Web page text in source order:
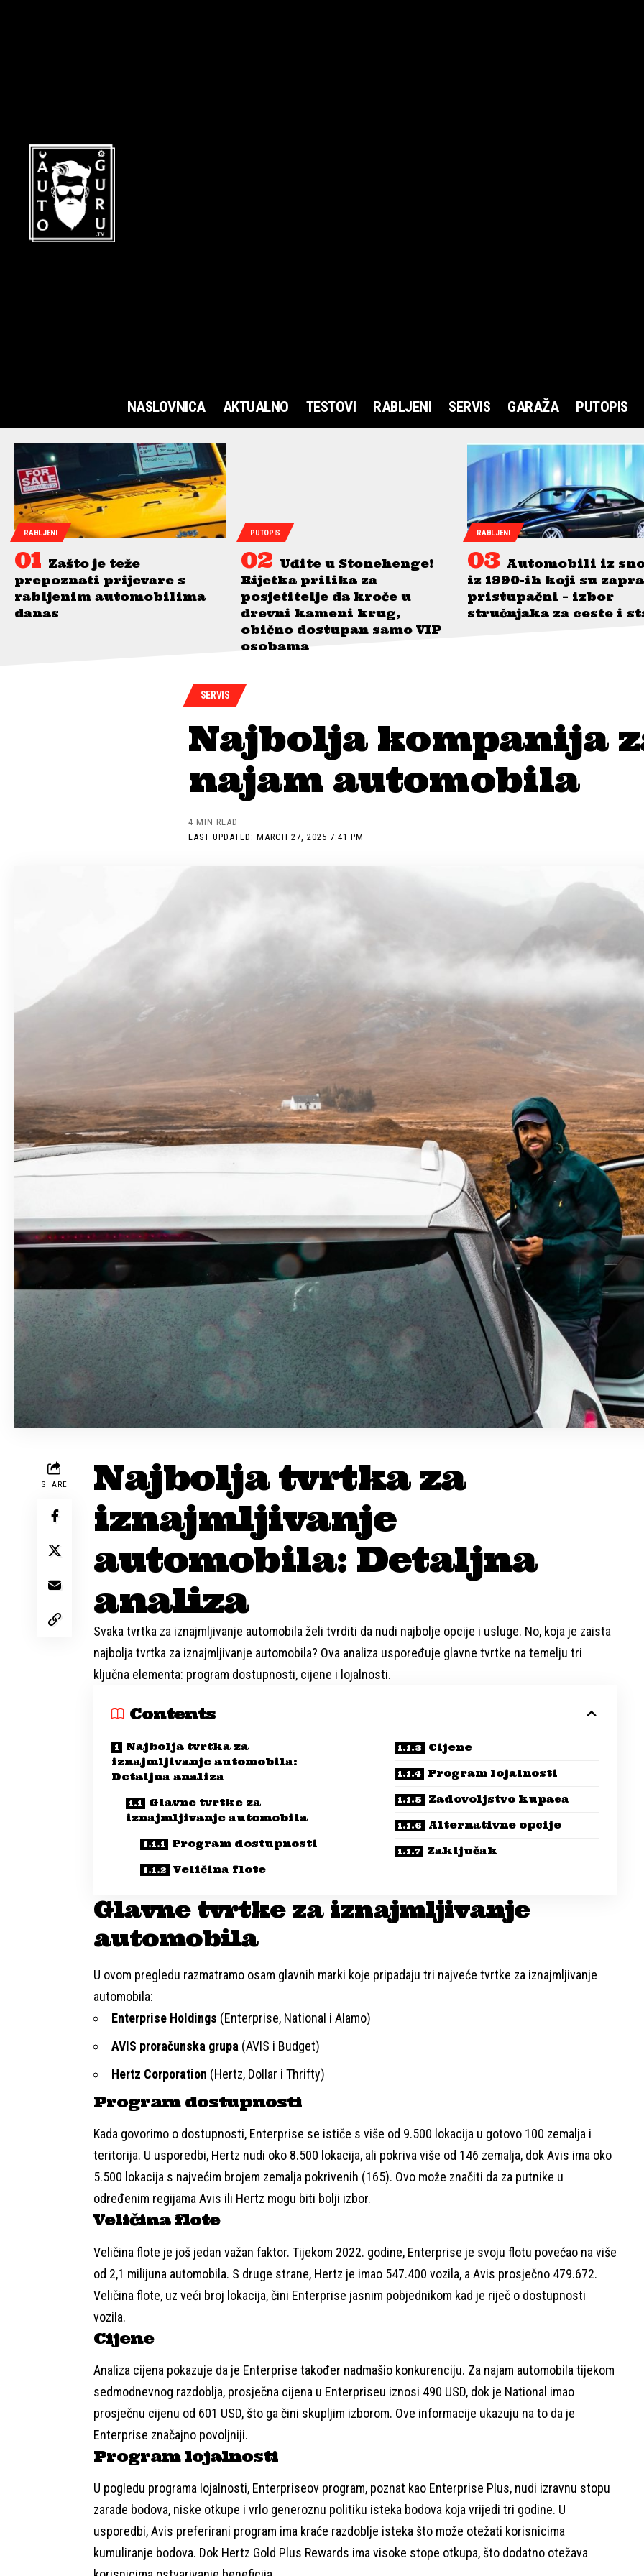
NASLOVNICA AKTUALNO TESTOVI RABLJENI SERVIS GARAŽA PUTOPIS
RABLJENI
Zašto je teže
prepoznati prijevare s
rabljenim automobilima
danas
PUTOPIS
Uđite u Stonehenge!
Rijetka prilika za
posjetitelje da kroče u
drevni kameni krug,
obično dostupan samo VIP
osobama
RABLJENI
Automobili iz
iz 1990-ih koji su
pristupačni – izbor
stručnjaka za ceste i
SERVIS
Najbolja kompanija
najam automobila
LAST UPDATED: MARCH 27, 2025 7:41 PM
4 MIN READ
SHARE
Najbolja tvrtka za
iznajmljivanje
automobila: Detaljna
analiza
Svaka tvrtka za iznajmljivanje automobila želi tvrditi da nudi najbolje opcije i usluge. No, koja je zaista
najbolja tvrtka za iznajmljivanje automobila? Ova analiza uspoređuje glavne tvrtke na temelju tri
ključna elementa: program dostupnosti, cijene i lojalnosti.
Contents
Najbolja tvrtka za
iznajmljivanje automobila:
Detaljna analiza
Glavne tvrtke za
iznajmljivanje automobila
Program dostupnosti
Veličina flote
Cijene
Program lojalnosti
Zadovoljstvo kupaca
Alternativne opcije
Zaključak
Glavne tvrtke za iznajmljivanje
automobila
U ovom pregledu razmatramo osam glavnih marki koje pripadaju tri najveće tvrtke za iznajmljivanje
automobila:
Enterprise Holdings (Enterprise, National i Alamo)
AVIS proračunska grupa (AVIS i Budget)
Hertz Corporation (Hertz, Dollar i Thrifty)
Program dostupnosti
Kada govorimo o dostupnosti, Enterprise se ističe s više od 9.500 lokacija u gotovo 100 zemalja i
teritorija. U usporedbi, Hertz nudi oko 8.500 lokacija, ali pokriva više od 146 zemalja, dok Avis ima oko
5.500 lokacija s najvećim brojem zemalja pokrivenih (165). Ovo može značiti da za putnike u
određenim regijama Avis ili Hertz mogu biti bolji izbor.
Veličina flote
Veličina flote je još jedan važan faktor. Tijekom 2022. godine, Enterprise je svoju flotu povećao na više
od 2,1 milijuna automobila. S druge strane, Hertz je imao 547.400 vozila, a Avis prosječno 479.672.
Veličina flote, uz veći broj lokacija, čini Enterprise jasnim pobjednikom kad je riječ o dostupnosti
vozila.
Cijene
Analiza cijena pokazuje da je Enterprise također nadmašio konkurenciju. Za najam automobila tijekom
sedmodnevnog razdoblja, prosječna cijena u Enterpriseu iznosi 490 USD, dok je National imao
prosječnu cijenu od 601 USD, što ga čini skupljim izborom. Ove informacije ukazuju na to da je
Enterprise značajno povoljniji.
Program lojalnosti
U pogledu programa lojalnosti, Enterpriseov program, poznat kao Enterprise Plus, nudi izravnu stopu
zarade bodova, niske otkupe i vrlo generoznu politiku isteka bodova koja vrijedi tri godine. U
usporedbi, Avis preferirani program ima kraće razdoblje isteka što može otežati korisnicima
kumuliranje bodova. Dok Hertz Gold Plus Rewards ima visoke stope otkupa, što dodatno otežava